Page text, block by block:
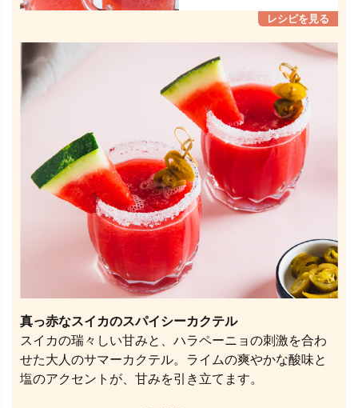
真っ赤なスイカのスパイシーカクテル
スイカの瑞々しい甘みと、ハラペーニョの刺激を合わ
せた大人のサマーカクテル。ライムの爽やかな酸味と
塩のアクセントが、甘みを引き立てます。